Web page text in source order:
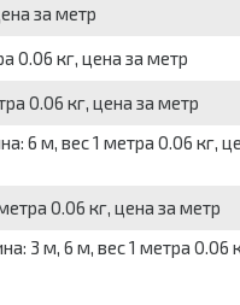
за метр
0.06 кг, цена за метр
0.06 кг, цена за метр
6 м, вес 1 метра 0.06 кг,
0.06 кг, цена за метр
3 м, 6 м, вес 1 метра 0.06